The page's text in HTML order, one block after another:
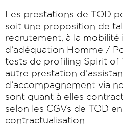
Les prestations de TOD
soit une proposition de
recrutement, à la mobilité
d’adéquation Homme /
tests de profiling Spirit
autre prestation
d’accompagnement via
sont quant à elles
selon les CGVs de TOD
contractualisation.